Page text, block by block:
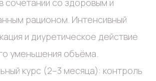
сочетании со здоровым и
рационом. Интенсивный
и диуретическое действие
уменьшения объёма.
курс (2–3 месяца): контроль